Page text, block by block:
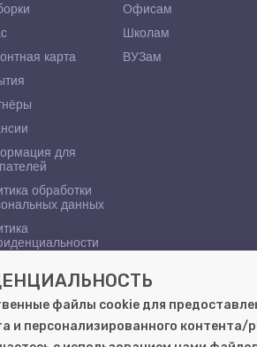
карта
для
обработки
данных
Офисам
Школам
ВУЗам
файлы cookie для
и персонализированного контента/